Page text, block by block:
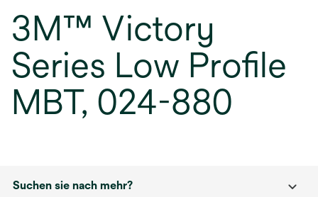
3M™ Victory
Series Low Profile
MBT, 024-880
Suchen sie nach mehr?